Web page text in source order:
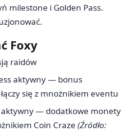
milestone i Golden Pass.
Foxy
raidów
aktywny — bonus
się z mnożnikiem eventu
aktywny — dodatkowe monety
Coin Craze (Źródło: